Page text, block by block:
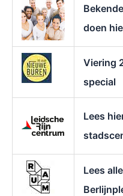
doen
Viering
special
Lees
Lees